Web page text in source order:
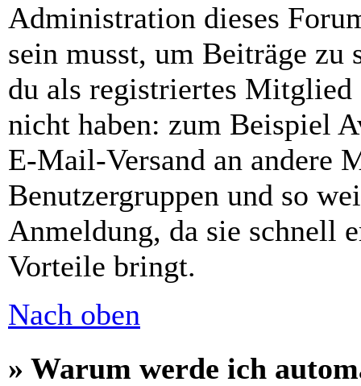
Administration dieses
sein musst, um Beiträge
du als registriertes Mitglied
nicht haben: zum Beispiel
E-Mail-Versand an andere
Benutzergruppen und so
Anmeldung, da sie schnell
Vorteile bringt.
Nach oben
» Warum werde ich